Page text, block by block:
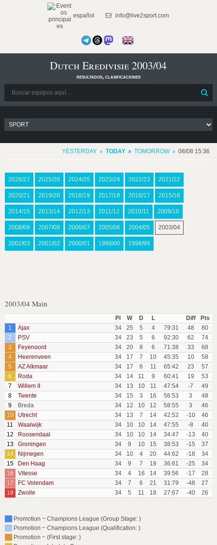
español info@live2sport.com
Dutch Eredivisie 2003/04
resultados, clasificaciones
YESTERDAY TODAY TOMORROW 08/08 15:36
2026/27 2025/26 2024/25 2023/24 2022/23 2021/22
2020/21 2019/20 2018/19 2017/18 2016/17 2015/16
2014/15 2013/14 2012/13 2011/12 2010/11 2009/10
2008/09 2007/08 2006/07 2005/06 2004/05 2003/04
2002/03 2001/02 2000/01 1999/00 1998/99
2003/04 Main
Pl W D L Diff
Pts
1
Ajax 34 25 5 4 79:31 48
80
2
PSV 34 23 5 6 92:30 62
74
3
Feyenoord 34 20 8 6 71:38 33
68
4
Heerenveen 34 17 7 10 45:35 10
58
5
AZ Alkmaar 34 17 6 11 65:42 23
57
6
Roda 34 14 11 9 60:41 19
53
7
Willem II 34 13 10 11 47:54 -7
49
8
Twente 34 15 3 16 56:53 3
48
9
Breda 34 12 10 12 58:55 3
46
10
Utrecht 34 13 7 14 42:52 -10
46
11
Waalwijk 34 10 10 14 47:55 -8
40
12
Roosendaal 34 10 10 14 34:47 -13
40
13
Groningen 34 9 10 15 38:53 -15
37
14
Nijmegen 34 10 4 20 44:62 -18
34
15
Den Haag 34 9 7 18 36:61 -25
34
16
Vitesse 34 4 16 14 39:56 -17
28
17
FC Volendam 34 7 6 21 31:79 -48
27
18
Zwolle 34 5 11 18 27:67 -40 26
Promotion ~ Champions League (Group Stage: )
Promotion ~ Champions League (Qualification: )
Promotion ~ (First stage: )